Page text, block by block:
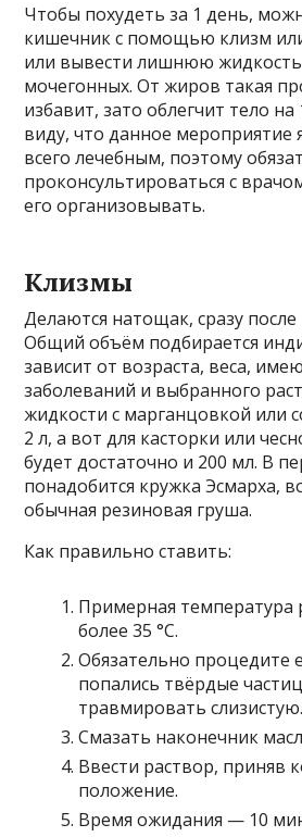
Чтобы похудеть за 1 день,
кишечник с помощью клизм
или вывести лишнюю
мочегонных. От жиров такая
избавит, зато облегчит тело
виду, что данное мероприятие
всего лечебным, поэтому
проконсультироваться с
его организовывать.
Клизмы
Делаются натощак, сразу
Общий объём подбирается
зависит от возраста, веса,
заболеваний и выбранного
жидкости с марганцовкой или
2 л, а вот для касторки или
будет достаточно и 200 мл. В
понадобится кружка Эсмарха,
обычная резиновая груша.
Как правильно ставить:
Примерная температура
более 35 °С.
Обязательно процедите
попались твёрдые
травмировать слизистую.
Смазать наконечник
Ввести раствор, приняв
положение.
Время ожидания — 10